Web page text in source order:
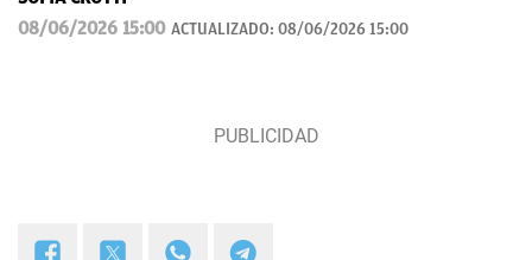
08/06/2026 15:00 ACTUALIZADO: 08/06/2026 15:00